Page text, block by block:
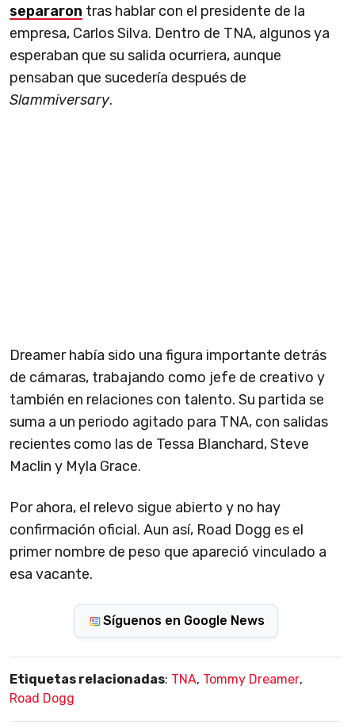
separaron tras hablar con el presidente de la
empresa, Carlos Silva. Dentro de TNA, algunos ya
esperaban que su salida ocurriera, aunque
pensaban que sucedería después de
Slammiversary.
Dreamer había sido una figura importante detrás
de cámaras, trabajando como jefe de creativo y
también en relaciones con talento. Su partida se
suma a un periodo agitado para TNA, con salidas
recientes como las de Tessa Blanchard, Steve
Maclin y Myla Grace.
Por ahora, el relevo sigue abierto y no hay
confirmación oficial. Aun así, Road Dogg es el
primer nombre de peso que apareció vinculado a
esa vacante.
Síguenos en Google News
Etiquetas relacionadas: TNA, Tommy Dreamer,
Road Dogg